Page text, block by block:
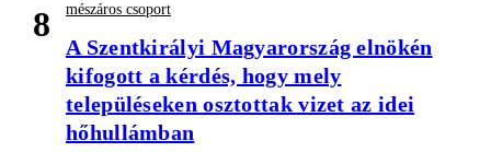
8 mészáros csoport
A Szentkirályi Magyarország elnökén
kifogott a kérdés, hogy mely
településeken osztottak vizet az idei
hőhullámban